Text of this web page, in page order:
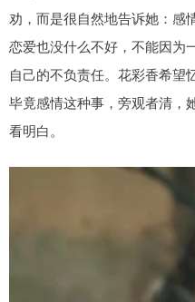
劝，而是很自然地告诉她：感
恋爱也没什么不好，不能因为
自己的不负责任。花彩香希望
毕竟感情这种事，旁观者清，
看明白。